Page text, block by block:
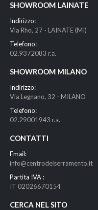
SHOWROOM LAINATE
Indirizzo:
Via Rho, 27 - LAINATE (MI)
Telefono:
02.9372083 r.a.
SHOWROOM MILANO
Indirizzo:
Via Legnano, 32 - MILANO
Telefono:
02.29001943 r.a.
CONTATTI
Email:
info@centrodelserramento.it
Partita IVA :
IT 02026670154
CERCA NEL SITO